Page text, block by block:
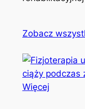
Zobacz
Więcej